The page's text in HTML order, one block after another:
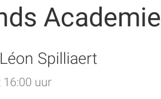
Academie
Spilliaert
uur